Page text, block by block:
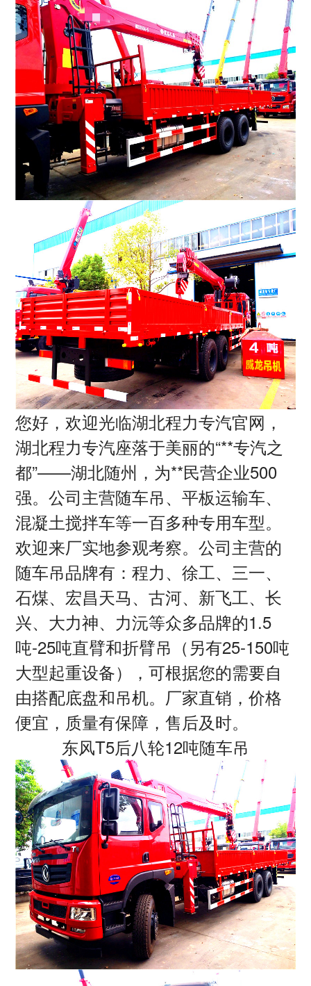
您好，欢迎光临湖北程力专汽官网，
湖北程力专汽座落于美丽的“**专汽之
都”——湖北随州，为**民营企业500
强。公司主营随车吊、平板运输车、
混凝土搅拌车等一百多种专用车型。
欢迎来厂实地参观考察。公司主营的
随车吊品牌有：程力、徐工、三一、
石煤、宏昌天马、古河、新飞工、长
兴、大力神、力沅等众多品牌的1.5
吨-25吨直臂和折臂吊（另有25-150吨
大型起重设备），可根据您的需要自
由搭配底盘和吊机。厂家直销，价格
便宜，质量有保障，售后及时。
东风T5后八轮12吨随车吊